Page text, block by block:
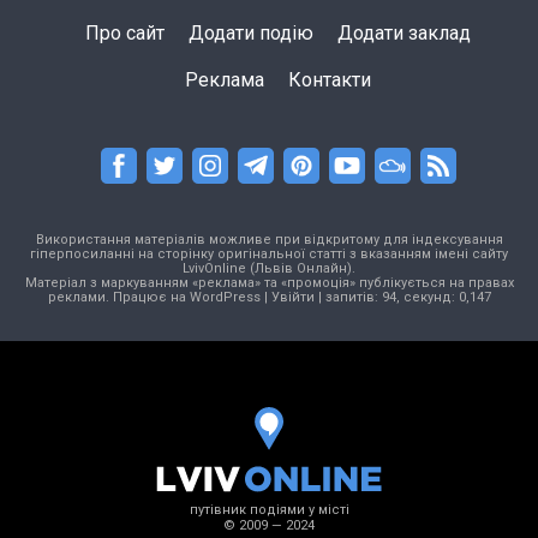
Про сайт Додати подію Додати заклад
Реклама Контакти
Використання матеріалів можливе при відкритому для індексування
гіперпосиланні на сторінку оригінальної статті з вказанням імені сайту
LvivOnline (Львів Онлайн).
Матеріал з маркуванням «реклама» та «промоція» публікується на правах
реклами. Працює на WordPress| Увійти | запитів: 94, секунд: 0,147
путівник подіями у місті
© 2009 — 2024